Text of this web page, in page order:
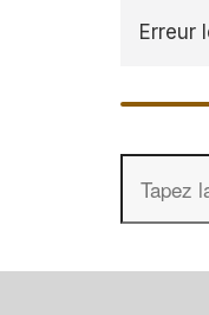
Erreur